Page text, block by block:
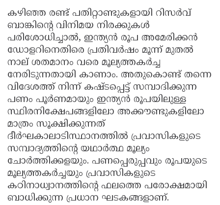
കഴിഞ്ഞ രണ്ട് പതിറ്റാണ്ടുകളായി റിസർവ്
ബാങ്കിന്റെ വിനിമയ നിരക്കുകൾ
പരിശോധിച്ചാൽ, ഇന്ത്യൻ രൂപ അമേരിക്കൻ
ഡോളറിനെതിരെ പ്രതിവർഷം മൂന്ന് മുതൽ
നാല് ശതമാനം വരെ മൂല്യത്തകർച്ച
നേരിടുന്നതായി കാണാം. അതുകൊണ്ട് തന്നെ
വിദേശത്ത് നിന്ന് കഷ്ടപ്പെട്ട് സമ്പാദിക്കുന്ന
പണം പൂർണമായും ഇന്ത്യൻ രൂപയിലുള്ള
സ്ഥിരനിക്ഷേപങ്ങളിലോ അക്കൗണ്ടുകളിലോ
മാത്രം സൂക്ഷിക്കുന്നത്
ദീർഘകാലാടിസ്ഥാനത്തിൽ പ്രവാസികളുടെ
സമ്പാദ്യത്തിന്റെ യഥാർത്ഥ മൂല്യം
ചോർത്തിക്കളയും. പണപ്പെരുപ്പവും രൂപയുടെ
മൂല്യത്തകർച്ചയും പ്രവാസികളുടെ
കഠിനാധ്വാനത്തിന്റെ ഫലത്തെ പരോക്ഷമായി
ബാധിക്കുന്ന പ്രധാന ഘടകങ്ങളാണ്.